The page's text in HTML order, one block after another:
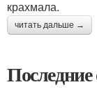
крахмала.
читать дальше →
Последние